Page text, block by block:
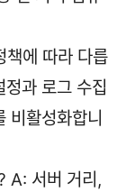
책에 따라 다릅
과 로그 수집
비활성화합니
A: 서버 거리,